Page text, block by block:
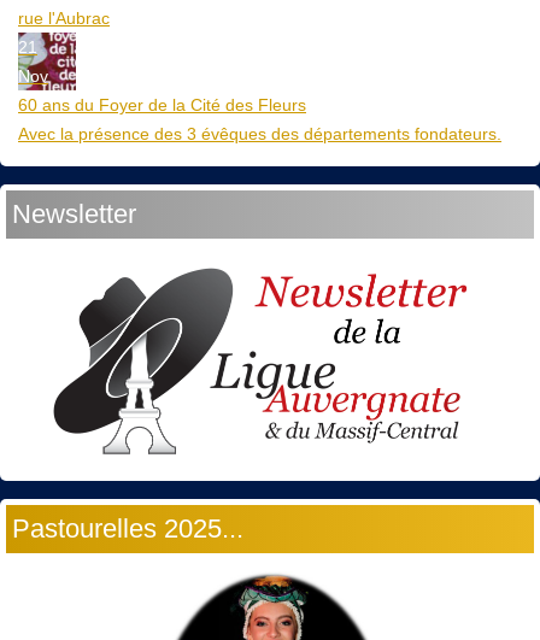
rue l'Aubrac
21
Nov
60 ans du Foyer de la Cité des Fleurs
Avec la présence des 3 évêques des départements fondateurs.
Newsletter
Pastourelles 2025...